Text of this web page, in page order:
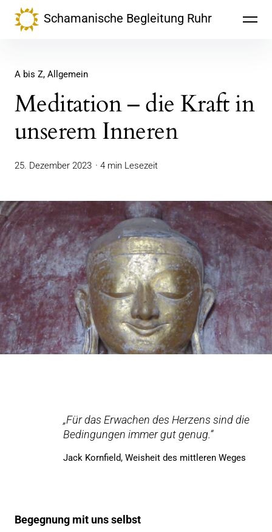
Inhalte
überspringenSchamanische Begleitung Ruhr
A bis Z Allgemein
Meditation – die Kraft in
unserem Inneren
25. Dezember 2023 4 min Lesezeit
„Für das Erwachen des Herzens sind die
Bedingungen immer gut genug.“
Jack Kornfield, Weisheit des mittleren Weges
Begegnung mit uns selbst